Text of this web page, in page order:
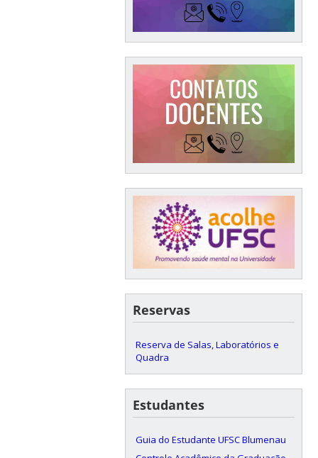
Reservas
Reserva de Salas, Laboratórios e
Quadra
Estudantes
Guia do Estudante UFSC Blumenau